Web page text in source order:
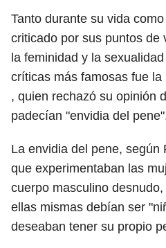
Tanto durante su vida
criticado por sus puntos de
la feminidad y la
críticas más famosas fue
, quien rechazó su opinión
padecían "envidia del
La envidia del pene, según
que experimentaban las
cuerpo masculino
ellas mismas debían ser
deseaban tener su propio